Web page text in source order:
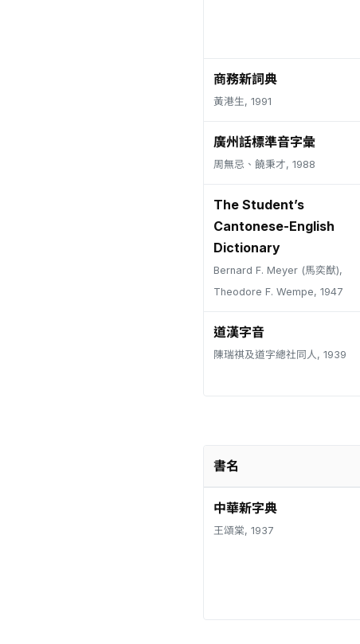
商務新詞典
黃港生, 1991
廣州話標準音字彙
周無忌、饒秉才, 1988
The Student’s
Cantonese-English
Dictionary
Bernard F. Meyer (馬奕猷),
Theodore F. Wempe, 1947
道漢字音
陳瑞祺及道字總社同人, 1939
書名
中華新字典
王頌棠, 1937